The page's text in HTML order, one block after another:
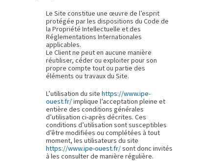
Le Site constitue une œuvre de l’esprit
protégée par les dispositions du Code de
la Propriété Intellectuelle et des
Réglementations Internationales
applicables.
Le Client ne peut en aucune manière
réutiliser, céder ou exploiter pour son
propre compte tout ou partie des
éléments ou travaux du Site.
L’utilisation du site https://www.ipe-
ouest.fr/implique l’acceptation pleine et
entière des conditions générales
d’utilisation ci-après décrites. Ces
conditions d’utilisation sont susceptibles
d’être modifiées ou complétées à tout
moment, les utilisateurs du site
https://www.ipe-ouest.fr/sont donc invités
à les consulter de manière régulière.